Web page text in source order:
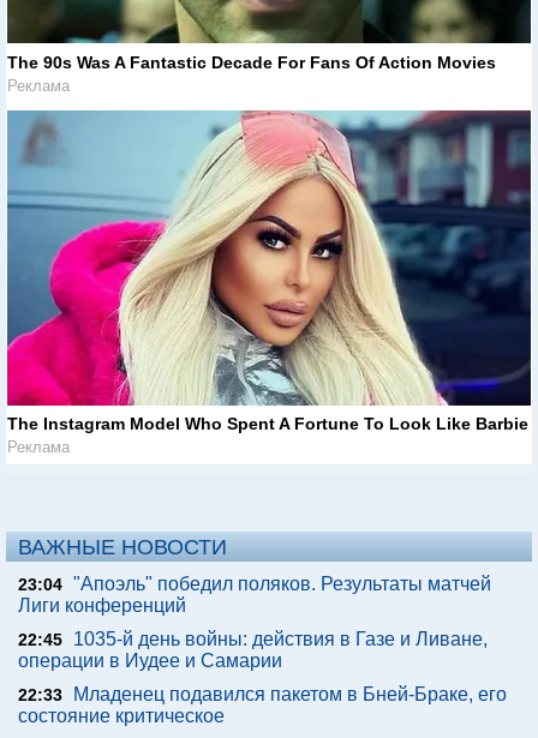
The 90s Was A Fantastic Decade For Fans Of Action Movies
Реклама
The Instagram Model Who Spent A Fortune To Look Like Barbie
Реклама
ВАЖНЫЕ НОВОСТИ
23:04 "Апоэль" победил поляков. Результаты матчей
Лиги конференций
22:45
1035-й день войны: действия в Газе и Ливане,
операции в Иудее и Самарии
22:33
Младенец подавился пакетом в Бней-Браке, его
состояние критическое